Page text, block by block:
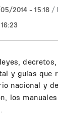
2014 - 15:18 /
y guías que
nacional y
, los